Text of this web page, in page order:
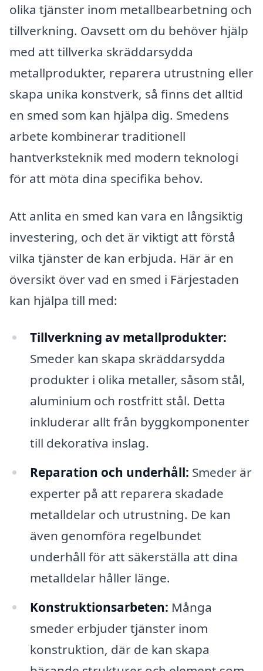
olika tjänster inom metallbearbetning och
tillverkning. Oavsett om du behöver hjälp
med att tillverka skräddarsydda
metallprodukter, reparera utrustning eller
skapa unika konstverk, så finns det alltid
en smed som kan hjälpa dig. Smedens
arbete kombinerar traditionell
hantverksteknik med modern teknologi
för att möta dina specifika behov.
Att anlita en smed kan vara en långsiktig
investering, och det är viktigt att förstå
vilka tjänster de kan erbjuda. Här är en
översikt över vad en smed i Färjestaden
kan hjälpa till med:
Tillverkning av metallprodukter:
Smeder kan skapa skräddarsydda
produkter i olika metaller, såsom stål,
aluminium och rostfritt stål. Detta
inkluderar allt från byggkomponenter
till dekorativa inslag.
Reparation och underhåll: Smeder är
experter på att reparera skadade
metalldelar och utrustning. De kan
även genomföra regelbundet
underhåll för att säkerställa att dina
metalldelar håller länge.
Konstruktionsarbeten: Många
smeder erbjuder tjänster inom
konstruktion, där de kan skapa